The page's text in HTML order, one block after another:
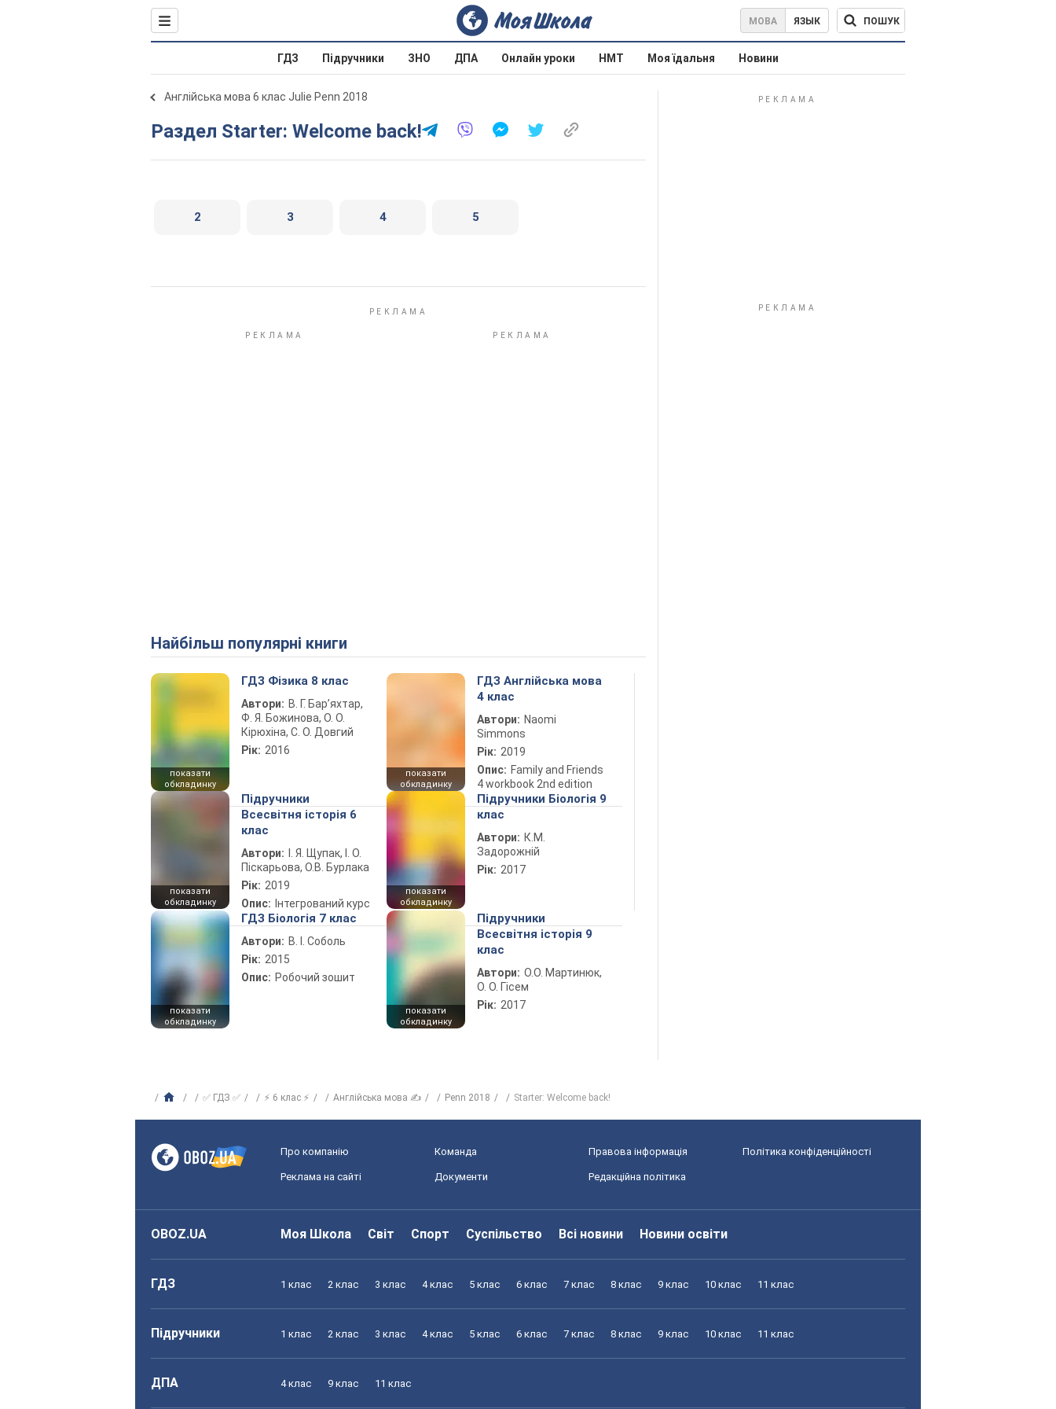
МОВА ЯЗЫК ПОШУК
ГДЗ Підручники ЗНО ДПА Онлайн уроки НМТ Моя їдальня Новини
Англійська мова 6 клас Julie Penn 2018
Раздел Starter: Welcome back!
2 3 4 5
Найбільш популярні книги
показати
обкладинку
ГДЗ Фізика 8 клас
Автори: В. Г. Бар’яхтар,
Ф. Я. Божинова, О. О.
Кірюхіна, С. О. Довгий
Рік: 2016
показати
обкладинку
ГДЗ Англійська мова
4 клас
Автори: Naomi
Simmons
Рік: 2019
Опис: Family and Friends
4 workbook 2nd edition
показати
обкладинку
Підручники
Всесвітня історія 6
клас
Автори:
І. Я. Щупак, І. О.
Піскарьова, О.В. Бурлака
Рік: 2019
Опис: Інтегрований курс
показати
обкладинку
Підручники Біологія 9
клас
Автори: К.М.
Задорожній
Рік: 2017
показати
обкладинку
ГДЗ Біологія 7 клас
Автори: В. І. Соболь
Рік: 2015
Опис: Робочий зошит
показати
обкладинку
Підручники
Всесвітня історія 9
клас
Автори: О.О. Мартинюк,
О. О. Гісем
Рік: 2017
✅ ГДЗ ✅ ⚡ 6 клас ⚡ Англійська мова ✍ Penn 2018 Starter: Welcome back!
Про компанію Команда Правова інформація Політика конфіденційності
Реклама на сайті Документи Редакційна політика
OBOZ.UA Моя Школа Світ Спорт Суспільство Всі новини Новини освіти
ГДЗ 1 клас 2 клас 3 клас 4 клас 5 клас 6 клас 7 клас 8 клас 9 клас 10 клас 11 клас
Підручники 1 клас 2 клас 3 клас 4 клас 5 клас 6 клас 7 клас 8 клас 9 клас 10 клас 11 клас
ДПА 4 клас 9 клас 11 клас